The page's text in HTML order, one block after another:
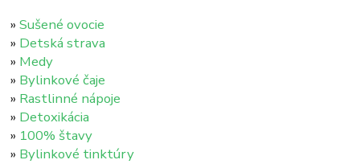
»Sušené ovocie
» Detská strava
» Medy
» Bylinkové čaje
» Rastlinné nápoje
» Detoxikácia
» 100% štavy
» Bylinkové tinktúry